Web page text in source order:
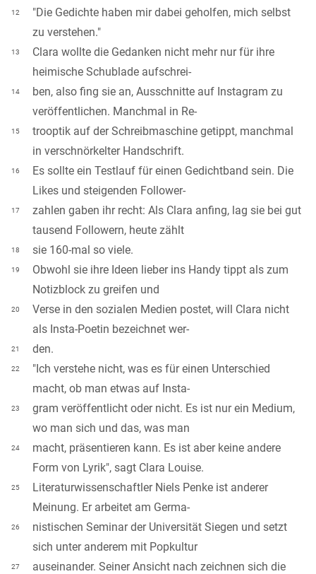
12
"Die Gedichte haben mir dabei geholfen, mich selbst
zu verstehen."
13
Clara wollte die Gedanken nicht mehr nur für ihre
heimische Schublade aufschrei-
14
ben, also fing sie an, Ausschnitte auf Instagram zu
veröffentlichen. Manchmal in Re-
15
trooptik auf der Schreibmaschine getippt, manchmal
in verschnörkelter Handschrift.
16
Es sollte ein Testlauf für einen Gedichtband sein. Die
Likes und steigenden Follower-
17
zahlen gaben ihr recht: Als Clara anfing, lag sie bei gut
tausend Followern, heute zählt
18 sie 160-mal so viele.
19
Obwohl sie ihre Ideen lieber ins Handy tippt als zum
Notizblock zu greifen und
20
Verse in den sozialen Medien postet, will Clara nicht
als Insta-Poetin bezeichnet wer-
21 den.
22
"Ich verstehe nicht, was es für einen Unterschied
macht, ob man etwas auf Insta-
23
gram veröffentlicht oder nicht. Es ist nur ein Medium,
wo man sich und das, was man
24
macht, präsentieren kann. Es ist aber keine andere
Form von Lyrik", sagt Clara Louise.
25
Literaturwissenschaftler Niels Penke ist anderer
Meinung. Er arbeitet am Germa-
26
nistischen Seminar der Universität Siegen und setzt
sich unter anderem mit Popkultur
27 auseinander. Seiner Ansicht nach zeichnen sich die